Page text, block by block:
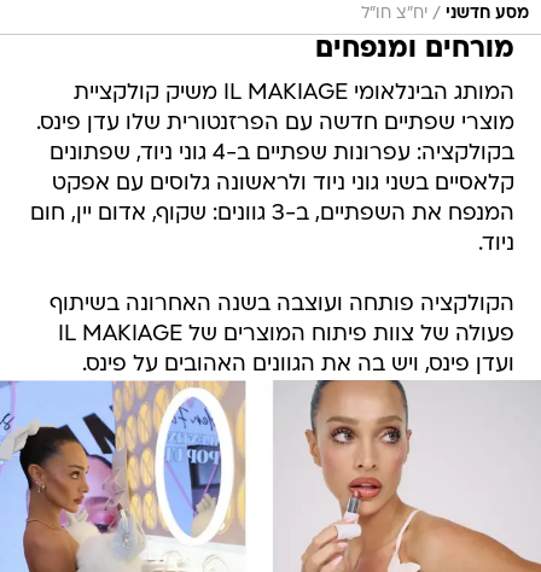
מסע חדשני / יח"צ חו"ל
מורחים ומנפחים
המותג הבינלאומי IL MAKIAGE משיק קולקציית
מוצרי שפתיים חדשה עם הפרזנטורית שלו עדן פינס.
בקולקציה: עפרונות שפתיים ב-4 גוני ניוד, שפתונים
קלאסיים בשני גוני ניוד ולראשונה גלוסים עם אפקט
המנפח את השפתיים, ב-3 גוונים: שקוף, אדום יין, חום
ניוד.
הקולקציה פותחה ועוצבה בשנה האחרונה בשיתוף
פעולה של צוות פיתוח המוצרים של IL MAKIAGE
ועדן פינס, ויש בה את הגוונים האהובים על פינס.